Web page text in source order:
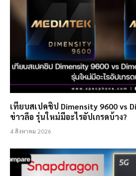
เทียบสเปคชิป Dimensity 9600 vs
ข่าวลือ รุ่นใหม่มีอะไรอัปเกรดบ้าง?
4 สิงหาคม 2026